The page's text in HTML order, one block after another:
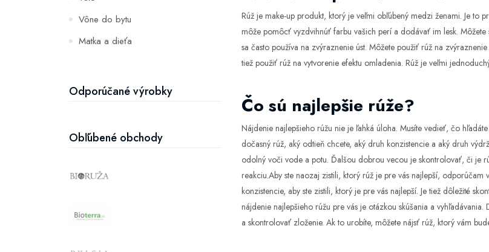
Vône do bytu
Matka a dieťa
Hydratácia a výživa pleti
Odporúčané výrobky
Obľúbené obchody
Rúž je make-up produkt, ktorý je veľmi obľúbený medzi ženami. Je
môže pomôcť vyzdvihnúť farbu vašich perí a dodávať im lesk.
sa často používa na zvýraznenie úst. Môžete použiť rúž na
tiež použiť rúž na vytvorenie efektu omladenia. Rúž je veľmi
Čo sú najlepšie rúže?
Nájdenie najlepšieho rúžu nie je ľahká úloha. Musíte vedieť, čo
dočasný rúž, aký odtieň chcete, aký druh konzistencie a aký druh
odolný voči vode a potu. Ďalšou dobrou vecou je skontrolovať, či je
reakciu.Aby ste naozaj zistili, ktorý rúž je pre vás najlepší,
konzistencie, aby ste zistili, ktorý je pre vás najlepší. Je tiež dôležité
nájdenie najlepšieho rúžu pre vás je otázkou skúšania a
a skontrolovať zloženie. Ak to urobíte, môžete nájsť rúž, ktorý vám